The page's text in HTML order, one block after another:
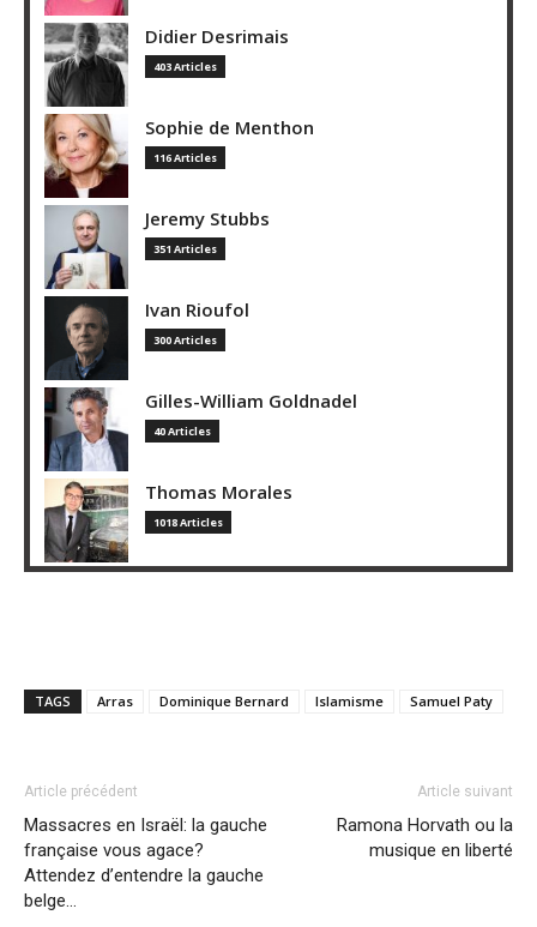
Didier Desrimais
403 Articles
Sophie de Menthon
116 Articles
Jeremy Stubbs
351 Articles
Ivan Rioufol
300 Articles
Gilles-William Goldnadel
40 Articles
Thomas Morales
1018 Articles
TAGS Arras Dominique Bernard Islamisme Samuel Paty
Article précédent
Massacres en Israël: la gauche
française vous agace?
Attendez d’entendre la gauche
belge…
Article suivant
Ramona Horvath ou la
musique en liberté